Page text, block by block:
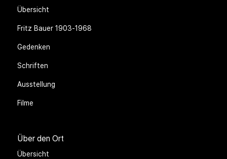
Übersicht
Fritz Bauer 1903-1968
Gedenken
Schriften
Ausstellung
Filme
Über den Ort
Übersicht